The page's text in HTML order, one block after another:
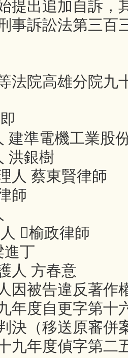
提出追加自訴，
事訴訟法第三百
法院高雄分院九
建準電機工業股
洪銀樹
人 蔡東賢律師
師
榆政律師
進丁
人 方春意
因被告違反著作
年度自更字第十
決（移送原審併
九年度偵字第二